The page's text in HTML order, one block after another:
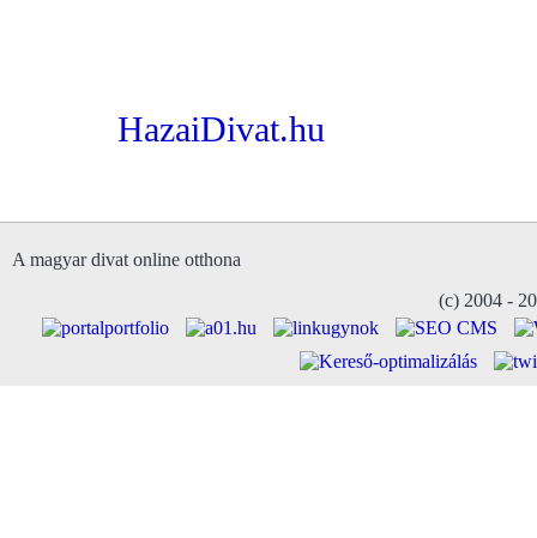
HazaiDivat.hu
A magyar divat online otthona
(c) 2004 -